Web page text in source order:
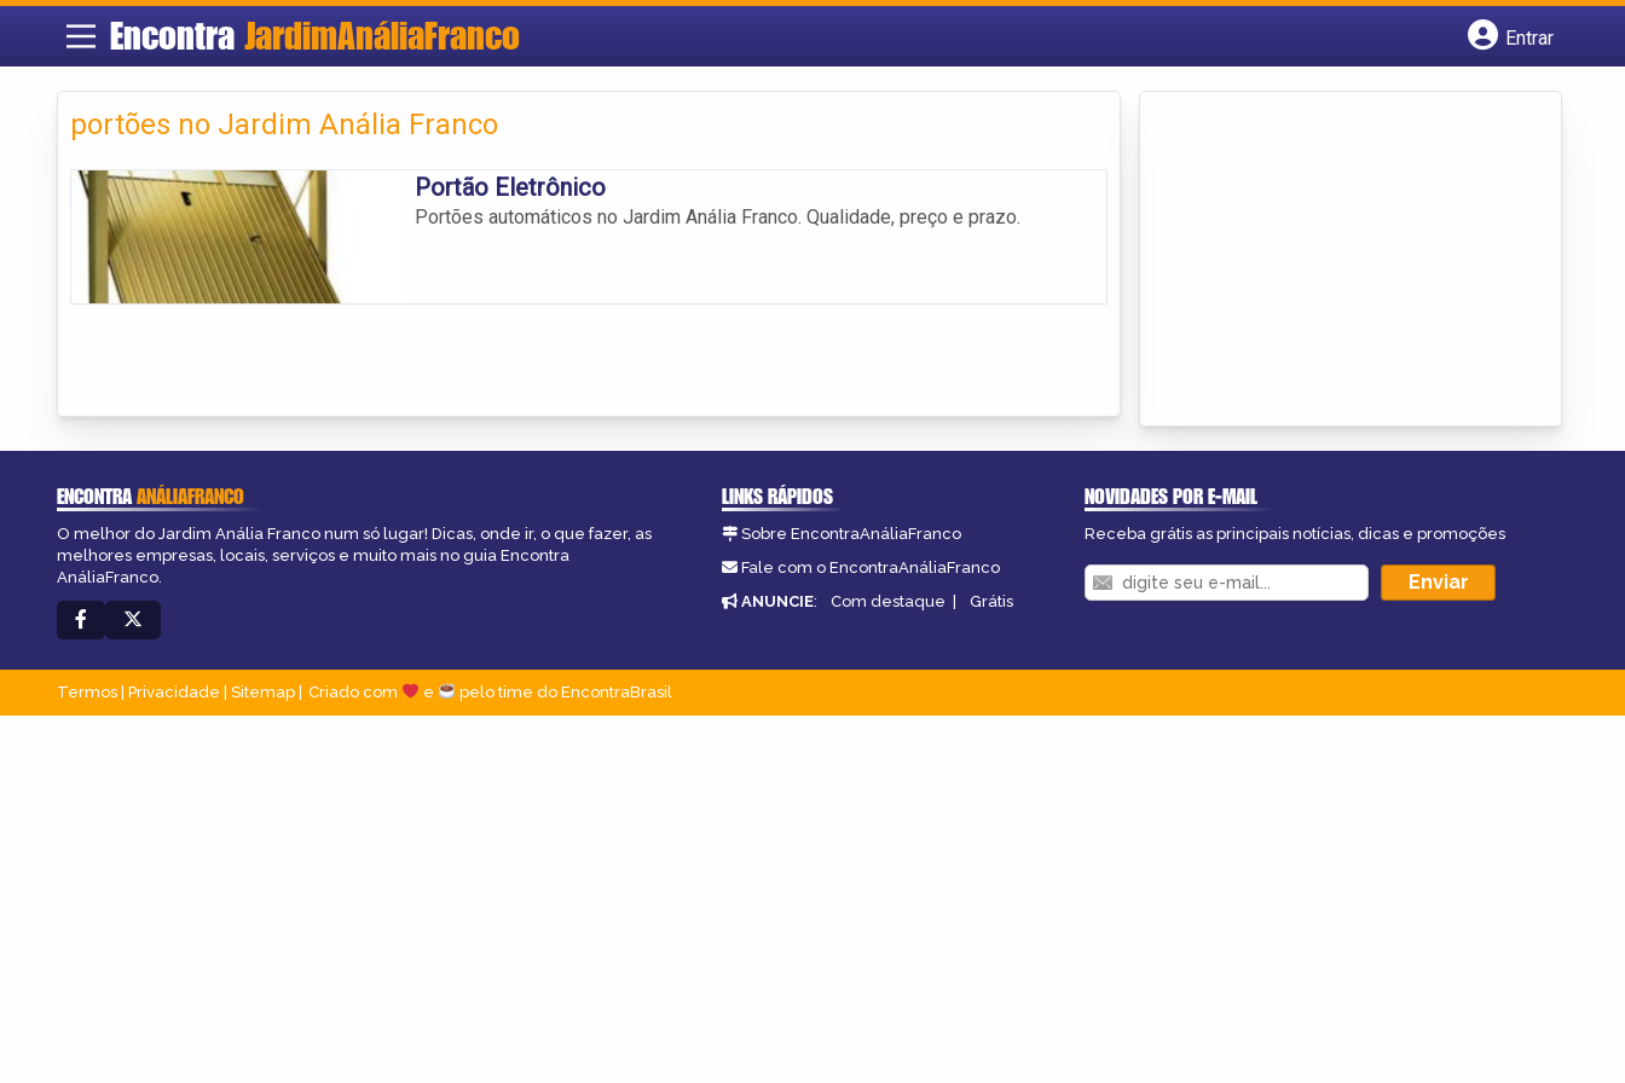
Encontra JardimAnáliaFranco
Entrar
portões no Jardim Anália Franco
Portão Eletrônico
Portões automáticos no Jardim Anália Franco. Qualidade, preço e prazo.
ENCONTRAANÁLIAFRANCO
O melhor do Jardim Anália Franco num só lugar! Dicas, onde ir, o que fazer, as
melhores empresas, locais, serviços e muito mais no guia Encontra
AnáliaFranco.
LINKS RÁPIDOS
Sobre EncontraAnáliaFranco
Fale com o EncontraAnáliaFranco
ANUNCIE: Com destaque | Grátis
NOVIDADES POR E-MAIL
Receba grátis as principais notícias, dicas e promoções
Termos | Privacidade | Sitemap Criado com e pelo time do EncontraBrasil